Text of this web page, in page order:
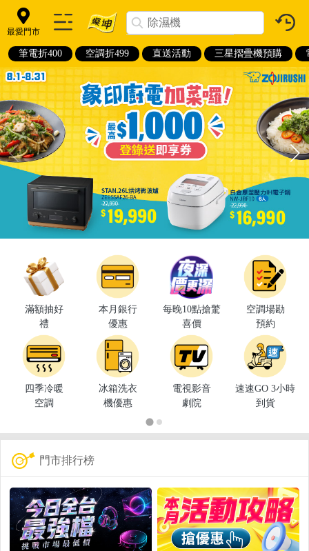
最愛門市
筆電折400 空調折499 直送活動 三星摺疊機預購
滿額抽好
禮
本月銀行
優惠
每晚10點搶驚
喜價
空調場勘
預約
四季冷暖
空調
冰箱洗衣
機優惠
電視影音
劇院
速速GO 3小時
到貨
門市排行榜